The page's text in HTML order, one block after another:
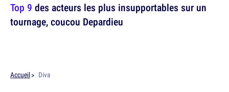
Top 9 des acteurs les plus insupportables sur un
tournage, coucou Depardieu
Accueil Diva